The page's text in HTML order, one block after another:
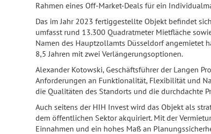
Rahmen eines Off-Market-Deals für ein
Das im Jahr 2023 fertiggestellte Objekt befindet
umfasst rund 13.300 Quadratmeter Mietfläche
Namen des Hauptzollamts Düsseldorf angemietet
8,5 Jahren mit zwei Verlängerungsoptionen.
Alexander Kotowski, Geschäftsführer der Langen
Anforderungen an Funktionalität, Flexibilität und
die Qualitäten des Standorts und die durchdachte
Auch seitens der HIH Invest wird das Objekt als
dem öffentlichen Sektor akquiriert. Mit der
Einnahmen und ein hohes Maß an